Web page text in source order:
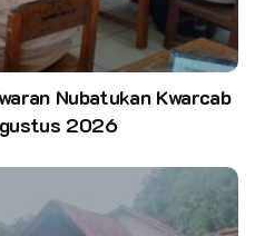
Nubatukan Kwarcab
2026